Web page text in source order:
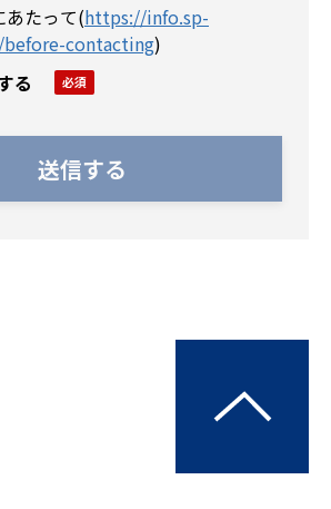
たって(https://info.sp-
contacting)
る